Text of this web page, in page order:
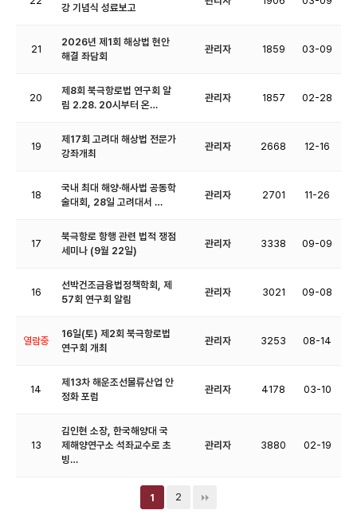
강 기념식 성료보고
21
2026년 제1회 해상법 현안
해결 좌담회
관리자 1859 03-09
20
제8회 북극항로법 연구회 알
림 2.28. 20시부터 온…
관리자 1857 02-28
19
제17회 고려대 해상법 전문가
강좌개최
관리자 2668 12-16
18
국내 최대 해양·해사법 공동학
술대회, 28일 고려대서 …
관리자 2701 11-26
17
북극항로 항행 관련 법적 쟁점
세미나 (9월 22일)
관리자 3338 09-09
16
선박건조금융법정책학회, 제
57회 연구회 알림
관리자 3021 09-08
열람중
16일(토) 제2회 북극항로법
연구회 개최
관리자 3253 08-14
14
제13차 해운조선물류산업 안
정화 포럼
관리자 4178 03-10
13
김인현 소장, 한국해양대 국
제해양연구소 석좌교수로 초
빙…
관리자 3880 02-19
1 2